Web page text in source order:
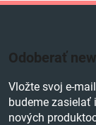
Odoberať
Vložte svoj e-
budeme zasielať
nových